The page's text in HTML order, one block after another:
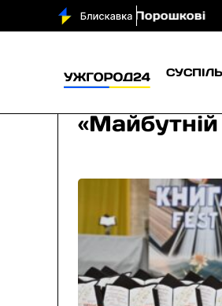
з кіньми у Порошкові В